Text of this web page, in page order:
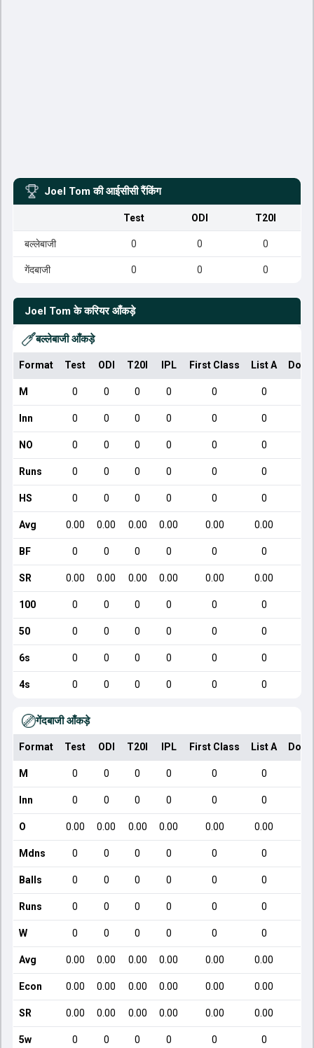
Joel Tom की आईसीसी रैंकिंग
Test ODI T20I
बल्लेबाजी 0 0 0
गेंदबाजी 0 0 0
Joel Tom के करियर आँकड़े
बल्लेबाजी आँकड़े
Format Test ODI T20I IPL First Class List A
M 0 0 0 0 0 0
Inn 0 0 0 0 0 0
NO 0 0 0 0 0 0
Runs 0 0 0 0 0 0
HS 0 0 0 0 0 0
Avg 0.00 0.00 0.00 0.00 0.00 0.00
BF 0 0 0 0 0 0
SR 0.00 0.00 0.00 0.00 0.00 0.00
100 0 0 0 0 0 0
50 0 0 0 0 0 0
6s 0 0 0 0 0 0
4s 0 0 0 0 0 0
गेंदबाजी आँकड़े
Format Test ODI T20I IPL First Class List A
M 0 0 0 0 0 0
Inn 0 0 0 0 0 0
O 0.00 0.00 0.00 0.00 0.00 0.00
Mdns 0 0 0 0 0 0
Balls 0 0 0 0 0 0
Runs 0 0 0 0 0 0
W 0 0 0 0 0 0
Avg 0.00 0.00 0.00 0.00 0.00 0.00
Econ 0.00 0.00 0.00 0.00 0.00 0.00
SR 0.00 0.00 0.00 0.00 0.00 0.00
5w 0 0 0 0 0 0